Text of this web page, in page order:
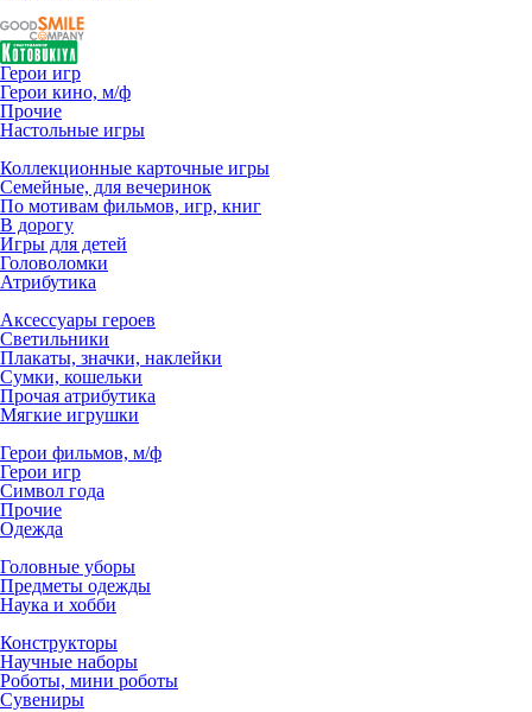
Герои игр
Герои кино, м/ф
Прочие
Настольные игры
Коллекционные карточные игры
Семейные, для вечеринок
По мотивам фильмов, игр, книг
В дорогу
Игры для детей
Головоломки
Атрибутика
Аксессуары героев
Светильники
Плакаты, значки, наклейки
Сумки, кошельки
Прочая атрибутика
Мягкие игрушки
Герои фильмов, м/ф
Герои игр
Символ года
Прочие
Одежда
Головные уборы
Предметы одежды
Наука и хобби
Конструкторы
Научные наборы
Роботы, мини роботы
Сувениры